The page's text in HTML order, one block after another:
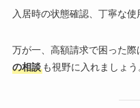
入居時の状態確認、丁寧な使
万が一、高額請求で困った際
の相談も視野に入れましょう